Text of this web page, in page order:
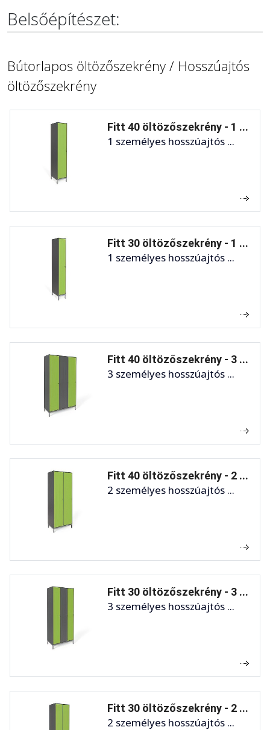
Belsőépítészet:
Bútorlapos öltözőszekrény / Hosszúajtós
öltözőszekrény
Fitt 40 öltözőszekrény - 1 ...
1 személyes hosszúajtós ...
Fitt 30 öltözőszekrény - 1 ...
1 személyes hosszúajtós ...
Fitt 40 öltözőszekrény - 3 ...
3 személyes hosszúajtós ...
Fitt 40 öltözőszekrény - 2 ...
2 személyes hosszúajtós ...
Fitt 30 öltözőszekrény - 3 ...
3 személyes hosszúajtós ...
Fitt 30 öltözőszekrény - 2 ...
2 személyes hosszúajtós ...